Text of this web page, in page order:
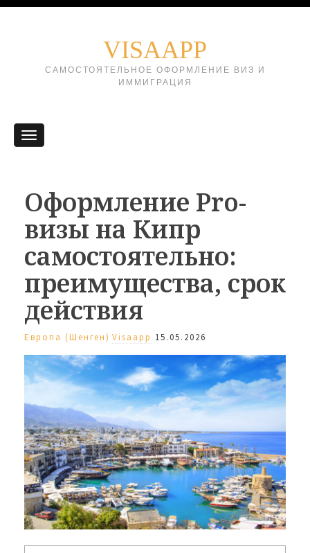
VISAAPP
САМОСТОЯТЕЛЬНОЕ ОФОРМЛЕНИЕ ВИЗ И
ИММИГРАЦИЯ
Оформление Pro-
визы на Кипр
самостоятельно:
преимущества, срок
действия
Европа (Шенген) Visaapp 15.05.2026